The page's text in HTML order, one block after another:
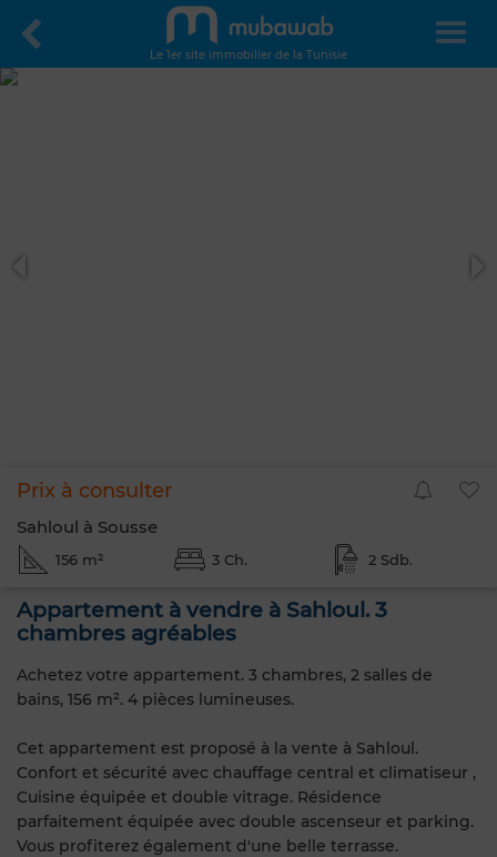
Le 1er site immobilier de la Tunisie
Prix à consulter
Sahloul à Sousse
156 m² 3 Ch. 2 Sdb.
Appartement à vendre à Sahloul. 3
chambres agréables
Achetez votre appartement. 3 chambres, 2 salles de
bains, 156 m². 4 pièces lumineuses.
Cet appartement est proposé à la vente à Sahloul.
Confort et sécurité avec chauffage central et climatiseur ,
Cuisine équipée et double vitrage. Résidence
parfaitement équipée avec double ascenseur et parking.
Vous profiterez également d'une belle terrasse.